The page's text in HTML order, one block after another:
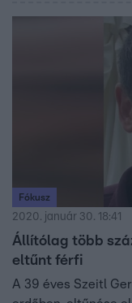
valahogy máshogy
Fókusz
2020. január 30. 18:41
Állítólag több
eltűnt férfi
A 39 éves Szeitl